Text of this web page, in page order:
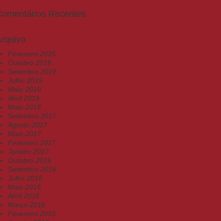
Recentes
Fevereiro 2025
Outubro 2019
Setembro 2019
Julho 2019
Maio 2019
Abril 2019
Maio 2018
Setembro 2017
Agosto 2017
Maio 2017
Fevereiro 2017
Janeiro 2017
Outubro 2016
Setembro 2016
Julho 2016
Maio 2016
Abril 2016
Março 2016
Fevereiro 2016